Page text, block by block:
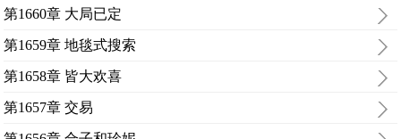
第1660章 大局已定
第1659章 地毯式搜索
第1658章 皆大欢喜
第1657章 交易